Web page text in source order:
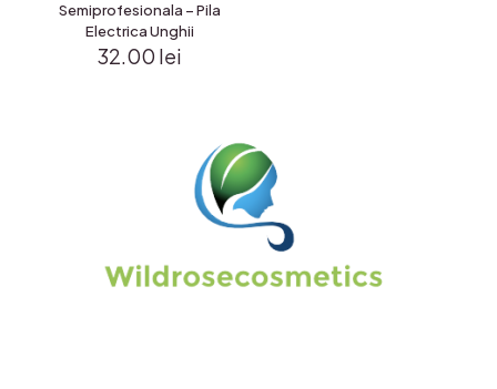
Semiprofesionala – Pila
Electrica Unghii
32.00 lei